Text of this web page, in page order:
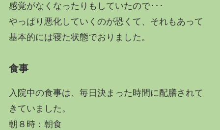
感覚がなくなったりもしていたので･･･
やっぱり悪化していくのが恐くて、それもあって
基本的には寝た状態でおりました。
食事
入院中の食事は、毎日決まった時間に配膳されて
きていました。
朝８時：朝食